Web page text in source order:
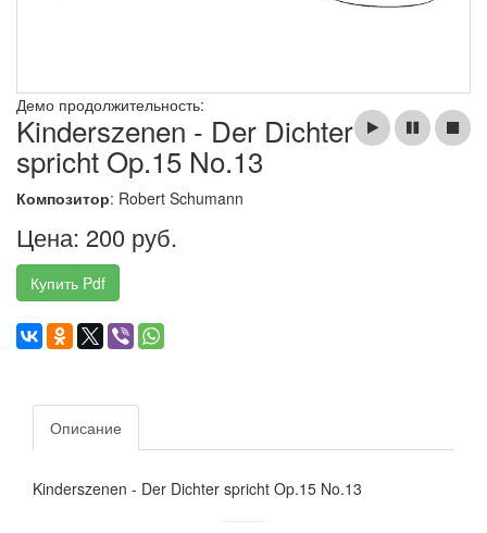
Демо продолжительность:
Kinderszenen - Der Dichter
spricht Op.15 No.13
Композитор: Robert Schumann
Цена: 200 руб.
Купить Pdf
Описание
Kinderszenen - Der Dichter spricht Op.15 No.13